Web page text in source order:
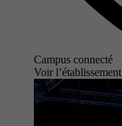
Campus connecté
Voir l’établissement